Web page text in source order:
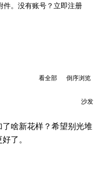
件。没有账号？ 立即注册
倒序浏览
看全部
沙发
啥新花样？希望别光堆
了。